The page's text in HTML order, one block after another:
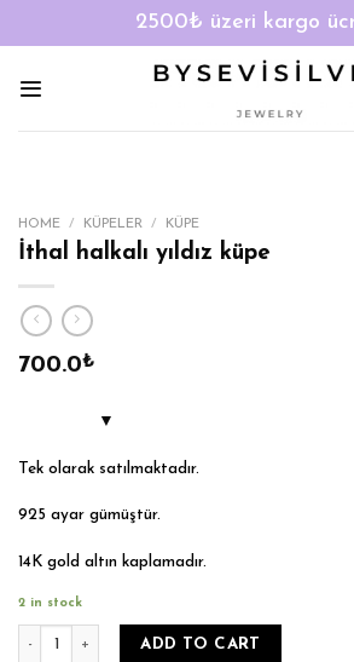
2500₺ üzeri kargo
HOME / KÜPELER / KÜPE
İthal halkalı yıldız küpe
700.0₺
Tek olarak satılmaktadır.
925 ayar gümüştür.
14K gold altın kaplamadır.
2 in stock
İthal halkalı yıldız küpe quantity
ADD TO CART